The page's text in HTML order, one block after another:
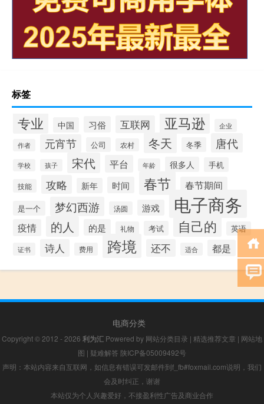
标签
专业 中国 习俗 互联网 亚马逊 企业
作者 元宵节 公司 农村 冬天 冬季 唐代
学校 孩子 宋代 平台 年龄 很多人 手机
技能 攻略 新年 时间 春节 春节期间
是一个 梦幻西游 汤圆 游戏 电子商务
疫情 的人 的是 礼物 考试 自己的 英语
证书 诗人 费用 跨境 还不 适合 都是
电商分类
Copyright © 2012 - 2026 利为汇 Powered by 网站分类目录 | 精选推荐文章 | 网站地
图 | 疑难解答 陕ICP备05009492号
声明：本站内容来自互联网，如信息有错误可发邮件到f_fb#foxmail.com说明，我们
会及时纠正，谢谢
本站仅为个人兴趣爱好，不接盈利性广告及商业合作